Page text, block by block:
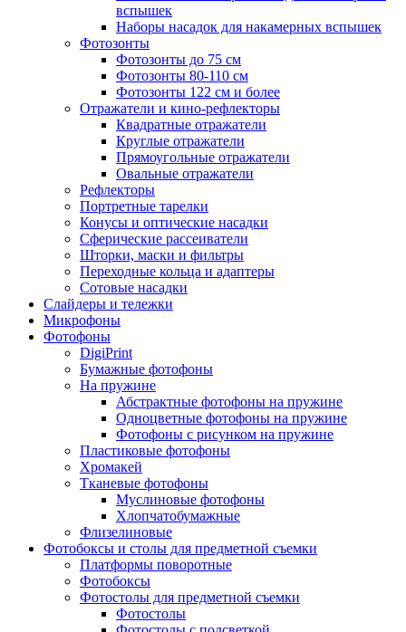
вспышек
Наборы насадок для накамерных вспышек
Фотозонты
Фотозонты до 75 см
Фотозонты 80-110 см
Фотозонты 122 см и более
Отражатели и кино-рефлекторы
Квадратные отражатели
Круглые отражатели
Прямоугольные отражатели
Овальные отражатели
Рефлекторы
Портретные тарелки
Конусы и оптические насадки
Сферические рассеиватели
Шторки, маски и фильтры
Переходные кольца и адаптеры
Сотовые насадки
Слайдеры и тележки
Микрофоны
Фотофоны
DigiPrint
Бумажные фотофоны
На пружине
Абстрактные фотофоны на пружине
Одноцветные фотофоны на пружине
Фотофоны с рисунком на пружине
Пластиковые фотофоны
Хромакей
Тканевые фотофоны
Муслиновые фотофоны
Хлопчатобумажные
Флизелиновые
Фотобоксы и столы для предметной съемки
Платформы поворотные
Фотобоксы
Фотостолы для предметной съемки
Фотостолы